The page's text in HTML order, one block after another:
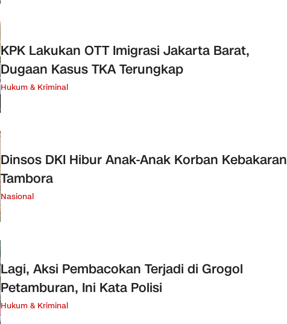
KPK Lakukan OTT Imigrasi Jakarta Barat,
Dugaan Kasus TKA Terungkap
Hukum & Kriminal
Dinsos DKI Hibur Anak-Anak Korban Kebakaran
Tambora
Nasional
Lagi, Aksi Pembacokan Terjadi di Grogol
Petamburan, Ini Kata Polisi
Hukum & Kriminal